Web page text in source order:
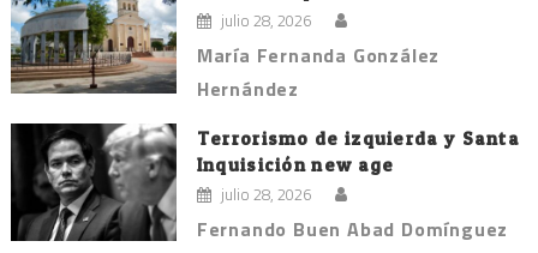
julio 28, 2026
María Fernanda González
Hernández
Terrorismo de izquierda y Santa
Inquisición new age
julio 28, 2026
Fernando Buen Abad Domínguez